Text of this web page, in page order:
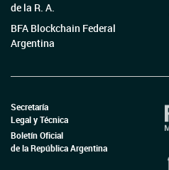
de la R. A.
BFA Blockchain Federal
Argentina
Secretaría
Legal y Técnica
Boletín Oficial
de la República Argentina